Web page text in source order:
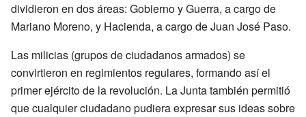
dividieron en dos áreas: Gobierno y Guerra, a cargo de
Mariano Moreno, y Hacienda, a cargo de Juan José Paso.
Las milicias (grupos de ciudadanos armados) se
convirtieron en regimientos regulares, formando así el
primer ejército de la revolución. La Junta también permitió
que cualquier ciudadano pudiera expresar sus ideas sobre